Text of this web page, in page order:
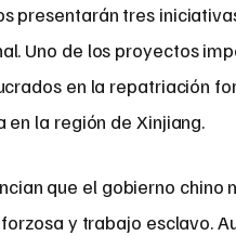
presentarán tres
Uno de los proyectos
en la repatriación
en la región de Xinjiang.
que el gobierno chino
y trabajo esclavo.